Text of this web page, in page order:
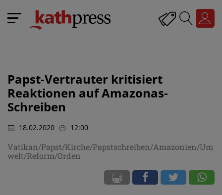
Papst-Vertrauter kritisiert
Reaktionen auf Amazonas-
Schreiben
18.02.2020 12:00
Vatikan/Papst/Kirche/Papstschreiben/Amazonien/Um
welt/Reform/Orden